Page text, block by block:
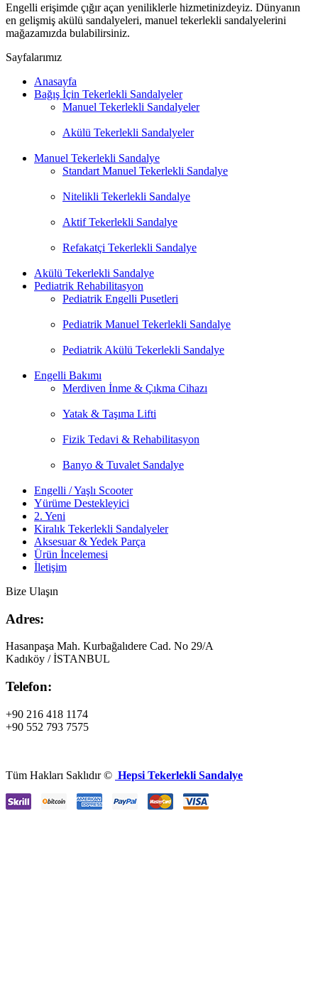
Engelli erişimde çığır açan yeniliklerle hizmetinizdeyiz. Dünyanın
en gelişmiş akülü sandalyeleri, manuel tekerlekli sandalyelerini
mağazamızda bulabilirsiniz.
Sayfalarımız
Anasayfa
Bağış İçin Tekerlekli Sandalyeler
Manuel Tekerlekli Sandalyeler
Akülü Tekerlekli Sandalyeler
Manuel Tekerlekli Sandalye
Standart Manuel Tekerlekli Sandalye
Nitelikli Tekerlekli Sandalye
Aktif Tekerlekli Sandalye
Refakatçi Tekerlekli Sandalye
Akülü Tekerlekli Sandalye
Pediatrik Rehabilitasyon
Pediatrik Engelli Pusetleri
Pediatrik Manuel Tekerlekli Sandalye
Pediatrik Akülü Tekerlekli Sandalye
Engelli Bakımı
Merdiven İnme & Çıkma Cihazı
Yatak & Taşıma Lifti
Fizik Tedavi & Rehabilitasyon
Banyo & Tuvalet Sandalye
Engelli / Yaşlı Scooter
Yürüme Destekleyici
2. Yeni
Kiralık Tekerlekli Sandalyeler
Aksesuar & Yedek Parça
Ürün İncelemesi
İletişim
Bize Ulaşın
Adres:
Hasanpaşa Mah. Kurbağalıdere Cad. No 29/A
Kadıköy / İSTANBUL
Telefon:
+90 216 418 1174
+90 552 793 7575
Tüm Hakları Saklıdır © Hepsi Tekerlekli Sandalye